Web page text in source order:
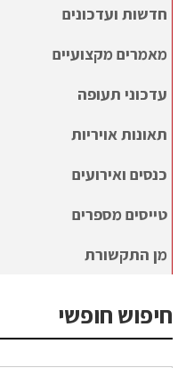
חדשות ועדכונים
מאמרים מקצועיים
עדכוני תעופה
תאונות אויריות
כנסים ואירועים
טייסים מספרים
מן התקשורת
חיפוש חופשי